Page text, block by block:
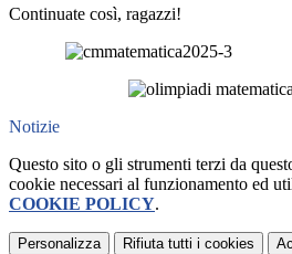
Continuate così, ragazzi!
Notizie
Questo sito o gli strumenti terzi da
cookie necessari al funzionamento ed
COOKIE POLICY.
Personalizza Rifiuta tutti i cookies